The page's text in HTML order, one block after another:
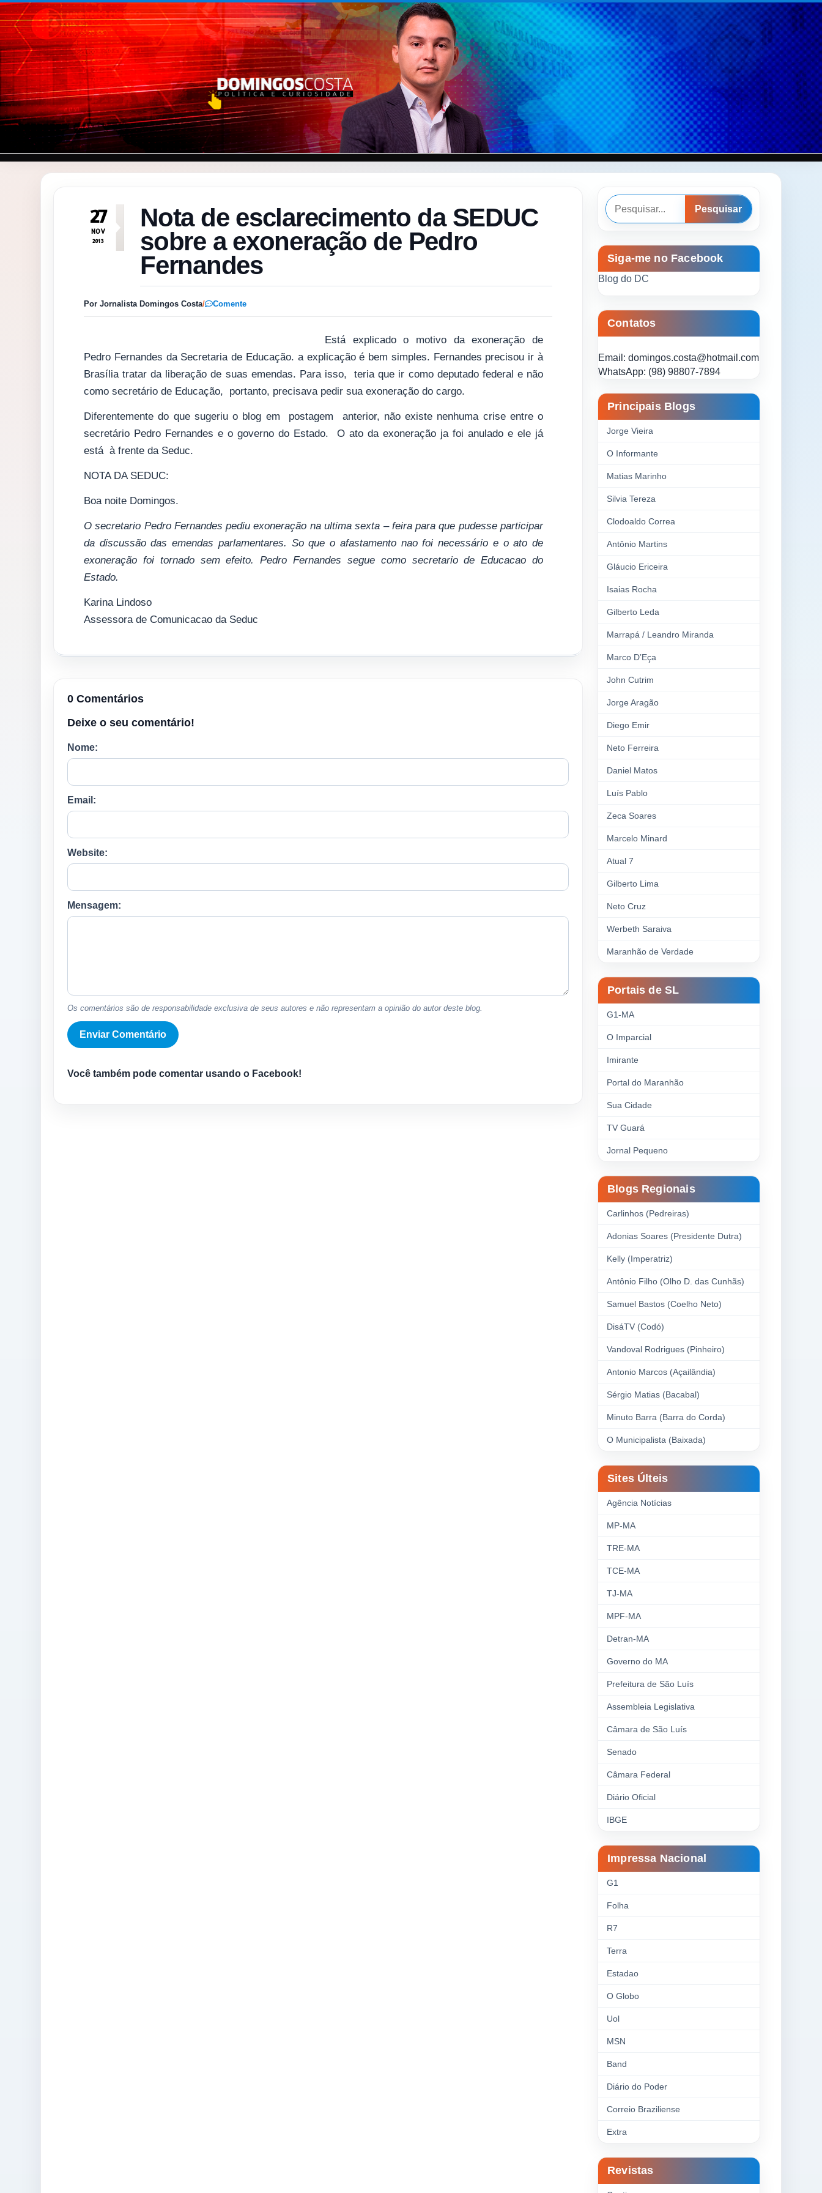
Pular para o conteúdo
27
NOV
2013
Nota de esclarecimento da SEDUC
sobre a exoneração de Pedro
Fernandes
Por Jornalista Domingos Costa/ Comente
Está explicado o motivo da exoneração de
Pedro Fernandes da Secretaria de Educação. a explicação é bem simples. Fernandes precisou ir à
Brasília tratar da liberação de suas emendas. Para isso, teria que ir como deputado federal e não
como secretário de Educação, portanto, precisava pedir sua exoneração do cargo.
Diferentemente do que sugeriu o blog em postagem anterior, não existe nenhuma crise entre o
secretário Pedro Fernandes e o governo do Estado. O ato da exoneração ja foi anulado e ele já
está à frente da Seduc.
NOTA DA SEDUC:
Boa noite Domingos.
O secretario Pedro Fernandes pediu exoneração na ultima sexta – feira para que pudesse participar
da discussão das emendas parlamentares. So que o afastamento nao foi necessário e o ato de
exoneração foi tornado sem efeito. Pedro Fernandes segue como secretario de Educacao do
Estado.
Karina Lindoso
Assessora de Comunicacao da Seduc
0 Comentários
Deixe o seu comentário!
Nome:
Email:
Website:
Mensagem:
Os comentários são de responsabilidade exclusiva de seus autores e não representam a opinião do autor deste blog.
Você também pode comentar usando o Facebook!
Pesquisar
Pesquisar
Siga-me no Facebook
Blog do DC
Contatos
Email: domingos.costa@hotmail.com
WhatsApp: (98) 98807-7894
Principais Blogs
Jorge Vieira
O Informante
Matias Marinho
Silvia Tereza
Clodoaldo Correa
Antônio Martins
Gláucio Ericeira
Isaias Rocha
Gilberto Leda
Marrapá / Leandro Miranda
Marco D’Eça
John Cutrim
Jorge Aragão
Diego Emir
Neto Ferreira
Daniel Matos
Luís Pablo
Zeca Soares
Marcelo Minard
Atual 7
Gilberto Lima
Neto Cruz
Werbeth Saraiva
Maranhão de Verdade
Portais de SL
G1-MA
O Imparcial
Imirante
Portal do Maranhão
Sua Cidade
TV Guará
Jornal Pequeno
Blogs Regionais
Carlinhos (Pedreiras)
Adonias Soares (Presidente Dutra)
Kelly (Imperatriz)
Antônio Filho (Olho D. das Cunhãs)
Samuel Bastos (Coelho Neto)
DisáTV (Codó)
Vandoval Rodrigues (Pinheiro)
Antonio Marcos (Açailândia)
Sérgio Matias (Bacabal)
Minuto Barra (Barra do Corda)
O Municipalista (Baixada)
Sites Últeis
Agência Notícias
MP-MA
TRE-MA
TCE-MA
TJ-MA
MPF-MA
Detran-MA
Governo do MA
Prefeitura de São Luís
Assembleia Legislativa
Câmara de São Luís
Senado
Câmara Federal
Diário Oficial
IBGE
Impressa Nacional
G1
Folha
R7
Terra
Estadao
O Globo
Uol
MSN
Band
Diário do Poder
Correio Braziliense
Extra
Revistas